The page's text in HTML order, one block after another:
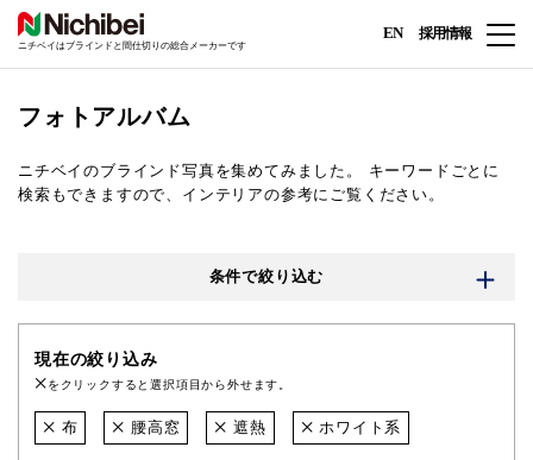
ニチベイはブラインドと間仕切りの総合メーカーです
EN 採用情報
フォトアルバム
ニチベイのブラインド写真を集めてみました。
キーワードごとに
検索もできますので、インテリアの参考にご覧ください。
条件で絞り込む
現在の絞り込み
をクリックすると選択項目から外せます。
布 腰高窓 遮熱 ホワイト系